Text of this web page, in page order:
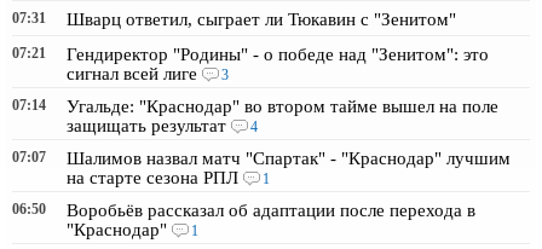
07:31 Шварц ответил, сыграет ли Тюкавин с "Зенитом"
07:21
Гендиректор "Родины" - о победе над "Зенитом": это
сигнал всей лиге
3
07:14
Угальде: "Краснодар" во втором тайме вышел на поле
защищать результат
4
07:07
Шалимов назвал матч "Спартак" - "Краснодар" лучшим
на старте сезона РПЛ
1
06:50
Воробьёв рассказал об адаптации после перехода в
"Краснодар"
1